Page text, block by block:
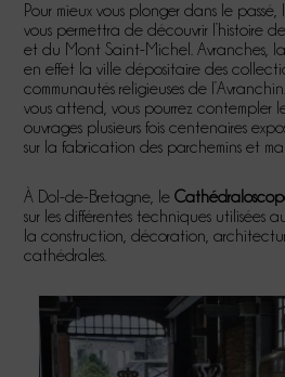
Pour mieux vous plonger dans le
vous permettra de découvrir l’histoire
et du Mont Saint-Michel. Avranches,
en effet la ville dépositaire des
communautés religieuses de
vous attend, vous pourrez contempler
ouvrages plusieurs fois centenaires
sur la fabrication des parchemins et
À Dol-de-Bretagne, le
sur les différentes techniques utilisées
la construction, décoration,
cathédrales.